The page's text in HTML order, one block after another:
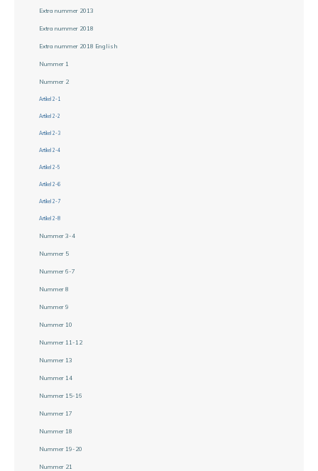
Extra nummer 2013
Extra nummer 2018
Extra nummer 2018 English
Nummer 1
Nummer 2
Artikel 2-1
Artikel 2-2
Artikel 2-3
Artikel 2-4
Artikel 2-5
Artikel 2-6
Artikel 2-7
Artikel 2-8
Nummer 3-4
Nummer 5
Nummer 6-7
Nummer 8
Nummer 9
Nummer 10
Nummer 11-12
Nummer 13
Nummer 14
Nummer 15-16
Nummer 17
Nummer 18
Nummer 19-20
Nummer 21